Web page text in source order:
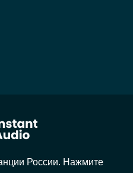
России. Нажмите